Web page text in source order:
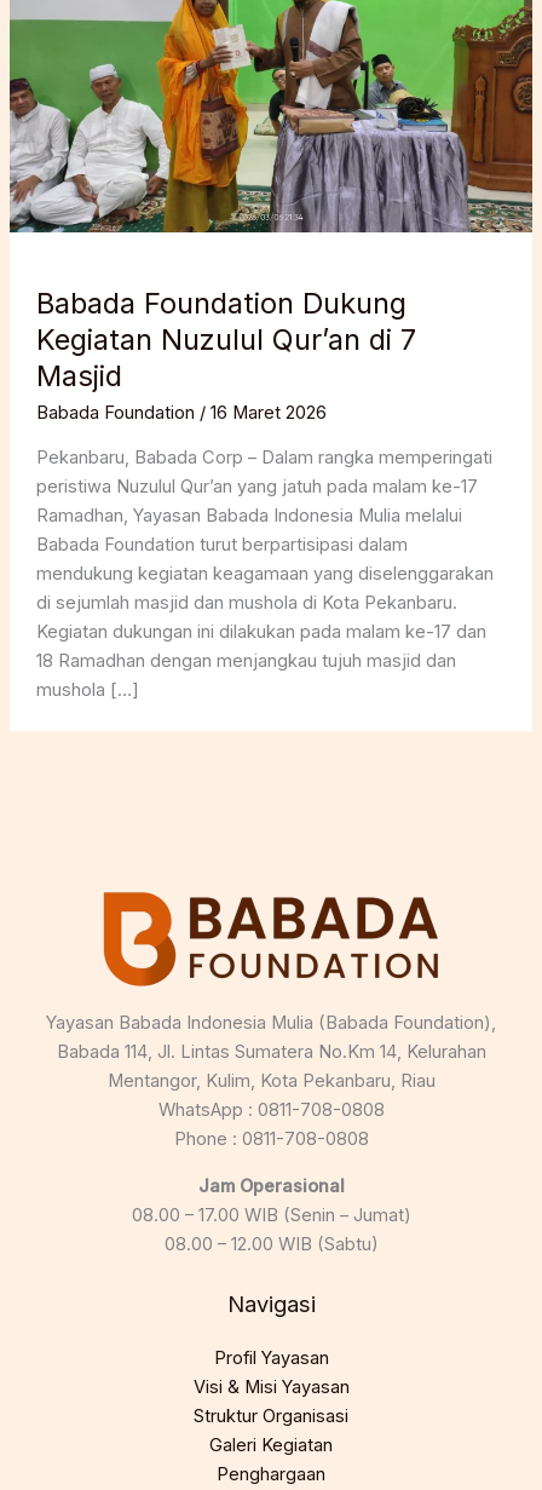
Babada Foundation Dukung
Kegiatan Nuzulul Qur’an di 7
Masjid
Babada Foundation / 16 Maret 2026
Pekanbaru, Babada Corp – Dalam rangka memperingati
peristiwa Nuzulul Qur’an yang jatuh pada malam ke-17
Ramadhan, Yayasan Babada Indonesia Mulia melalui
Babada Foundation turut berpartisipasi dalam
mendukung kegiatan keagamaan yang diselenggarakan
di sejumlah masjid dan mushola di Kota Pekanbaru.
Kegiatan dukungan ini dilakukan pada malam ke-17 dan
18 Ramadhan dengan menjangkau tujuh masjid dan
mushola […]
Yayasan Babada Indonesia Mulia (Babada Foundation),
Babada 114, Jl. Lintas Sumatera No.Km 14, Kelurahan
Mentangor, Kulim, Kota Pekanbaru, Riau
WhatsApp : 0811-708-0808
Phone : 0811-708-0808
Jam Operasional
08.00 – 17.00 WIB (Senin – Jumat)
08.00 – 12.00 WIB (Sabtu)
Navigasi
Profil Yayasan
Visi & Misi Yayasan
Struktur Organisasi
Galeri Kegiatan
Penghargaan